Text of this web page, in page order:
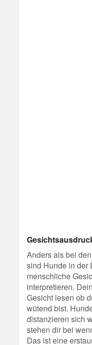
Anders als bei
sind Hunde in der
menschliche
interpretieren.
Gesicht lesen ob
wütend bist.
distanzieren sich
stehen dir bei
Das ist eine